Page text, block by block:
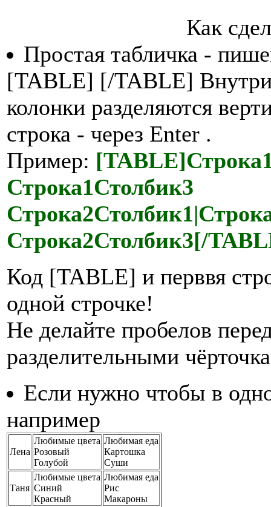
Как
Простая табличка -
[TABLE] [/TABLE]
колонки разделяются
строка - через Enter .
Пример:
Строка1Столбик3
Строка2Столбик3[/
Код [TABLE] и перввя
одной строчке!
Не делайте пробелов
разделительными
Если нужно чтобы в
например
Лена
Любимые цвета
Розовый
Голубой
Любимая еда
Картошка
Суши
Таня
Любимые цвета
Синий
Красный
Любимая еда
Рис
Макароны